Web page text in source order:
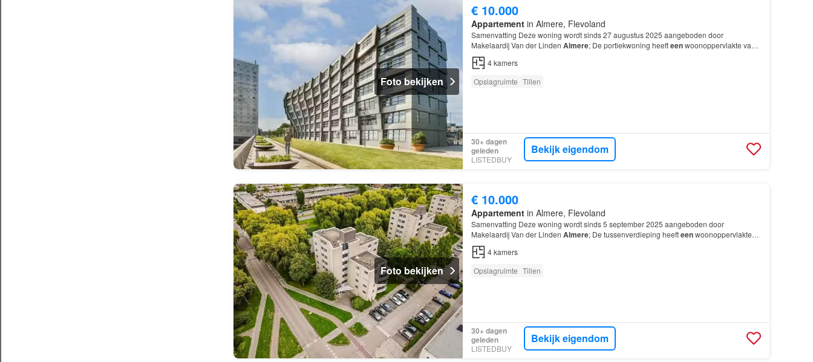
Foto bekijken
€ 10.000
Appartementin Almere, Flevoland
Samenvatting Deze woning wordt sinds 27 augustus 2025 aangeboden door
Makelaardij Van der Linden Almere; De portiekwoning heefteenwoonoppervlakte van
96 m² en beschikt over 4 kamers, waarvan 3 slaapkamers; De woning is gebo…
4kamers
Opslagruimte Tillen
30+ dagen
geleden
LISTEDBUY
Bekijk eigendom
Foto bekijken
€ 10.000
Appartementin Almere, Flevoland
Samenvatting Deze woning wordt sinds 5 september 2025 aangeboden door
Makelaardij Van der Linden Almere; De tussenverdieping heefteenwoonoppervlakte
van 80 m² en beschikt over 4 kamers, waarvan 4 slaapkamers; De woning is g…
4kamers
Opslagruimte Tillen
30+ dagen
geleden
LISTEDBUY
Bekijk eigendom